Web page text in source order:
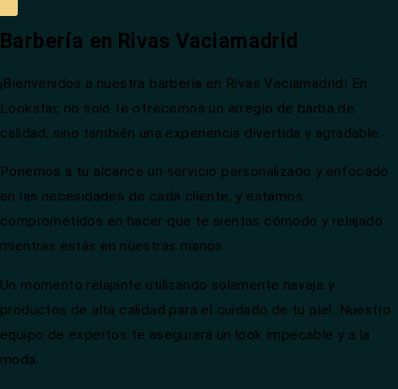
Barbería en Rivas Vaciamadrid
¡Bienvenidos a nuestra barbería en Rivas Vaciamadrid! En
Lookstar, no solo te ofrecemos un arreglo de barba de
calidad, sino también una experiencia divertida y agradable.
Ponemos a tu alcance un servicio personalizado y enfocado
en las necesidades de cada cliente, y estamos
comprometidos en hacer que te sientas cómodo y relajado
mientras estás en nuestras manos.
Un momento relajante utilizando solamente navaja y
productos de alta calidad para el cuidado de tu piel. Nuestro
equipo de expertos te asegurará un look impecable y a la
moda.